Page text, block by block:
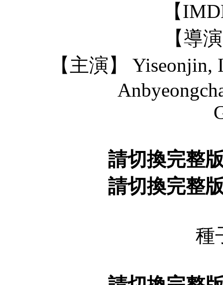
【
【導
【主演】 Yiseonjin,
請切換完整
請切換完整
種